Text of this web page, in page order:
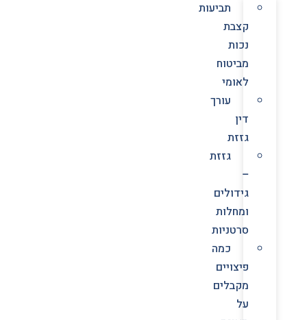
תביעות
קצבת
נכות
מביטוח
לאומי
עורך
דין
גזזת
גזזת
–
גידולים
ומחלות
סרטניות
כמה
פיצויים
מקבלים
על